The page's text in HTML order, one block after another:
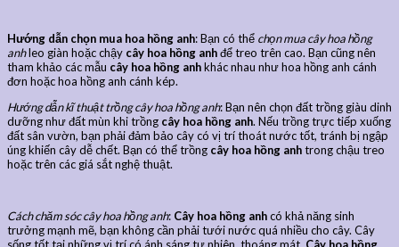
Hướng dẫn chọn mua hoa hồng anh: Bạn có thể chọn mua cây hoa hồng
anhleo giàn hoặc chậy cây hoa hồng anhđể treo trên cao. Bạn cũng nên
tham khảo các mẫu cây hoa hồng anhkhác nhau như hoa hồng anh cánh
đơn hoặc hoa hồng anh cánh kép.
Hướng dẫn kĩ thuật trồng cây hoa hồng anh: Bạn nên chọn đất trồng giàu dinh
dưỡng như đất mùn khi trồng cây hoa hồng anh. Nếu trồng trực tiếp xuống
đất sân vườn, bạn phải đảm bảo cây có vị trí thoát nước tốt, tránh bị ngập
úng khiến cây dễ chết. Bạn có thể trồng cây hoa hồng anhtrong chậu treo
hoặc trên các giá sắt nghệ thuật.
Cách chăm sóc cây hoa hồng anh: Cây hoa hồng anhcó khả năng sinh
trưởng mạnh mẽ, bạn không cần phải tưới nước quá nhiều cho cây. Cây
sống tốt tại những vị trí có ánh sáng tự nhiên, thoáng mát. Cây hoa hồng